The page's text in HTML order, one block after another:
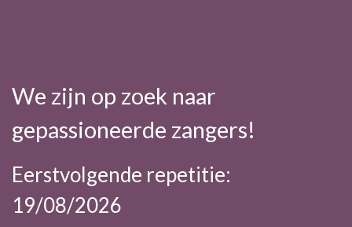
We zijn op zoek naar
gepassioneerde zangers!
Eerstvolgende repetitie:
19/08/2026